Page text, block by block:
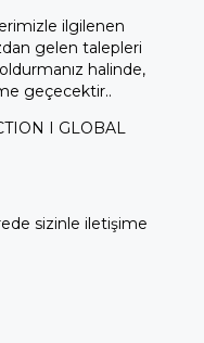
ilgilenen
gelen talepleri
halinde,
geçecektir..
sizinle iletişime